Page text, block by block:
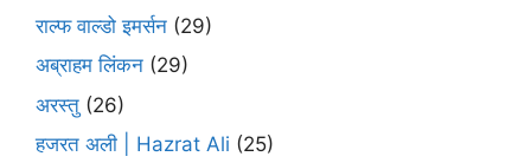
राल्फ वाल्डो इमर्सन (29)
अब्राहम लिंकन (29)
अरस्तु (26)
हजरत अली | Hazrat Ali (25)